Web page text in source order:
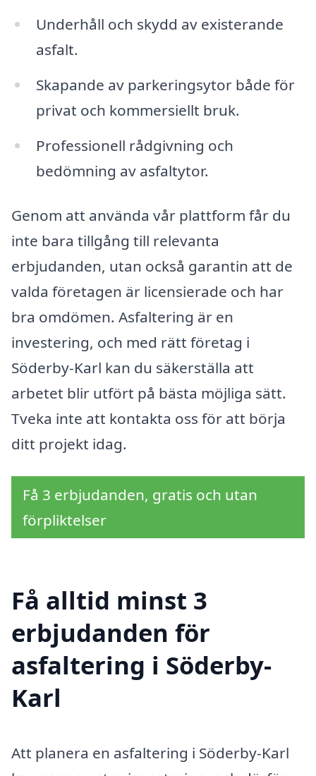
Underhåll och skydd av existerande
asfalt.
Skapande av parkeringsytor både för
privat och kommersiellt bruk.
Professionell rådgivning och
bedömning av asfaltytor.
Genom att använda vår plattform får du
inte bara tillgång till relevanta
erbjudanden, utan också garantin att de
valda företagen är licensierade och har
bra omdömen. Asfaltering är en
investering, och med rätt företag i
Söderby-Karl kan du säkerställa att
arbetet blir utfört på bästa möjliga sätt.
Tveka inte att kontakta oss för att börja
ditt projekt idag.
Få 3 erbjudanden, gratis och utan
förpliktelser
Få alltid minst 3
erbjudanden för
asfaltering i Söderby-
Karl
Att planera en asfaltering i Söderby-Karl